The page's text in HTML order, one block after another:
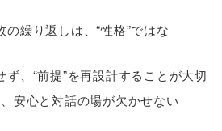
繰り返しは、“性格”ではな
、“前提”を再設計することが大切
安心と対話の場が欠かせない